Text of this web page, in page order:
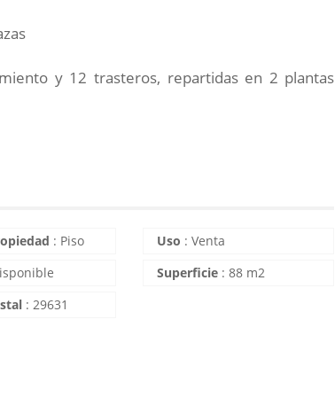
y 12 trasteros, repartidas en 2 plantas
: Piso Uso : Venta
Superficie : 88 m2
: 29631